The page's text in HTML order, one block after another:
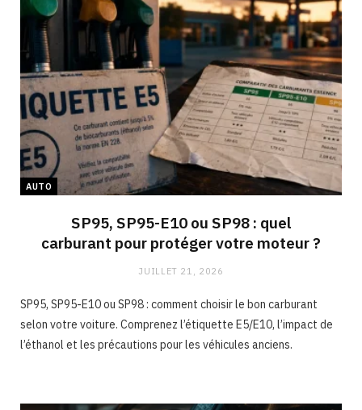
AUTO
SP95, SP95-E10 ou SP98 : quel
carburant pour protéger votre moteur ?
JUILLET 21, 2026
SP95, SP95-E10 ou SP98 : comment choisir le bon carburant
selon votre voiture. Comprenez l’étiquette E5/E10, l’impact de
l’éthanol et les précautions pour les véhicules anciens.